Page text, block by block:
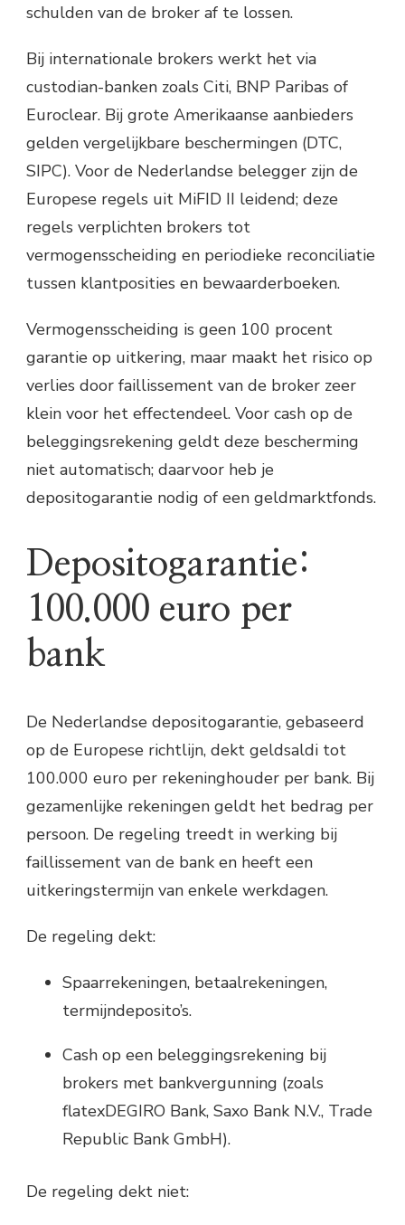
schulden van de broker af te lossen.
Bij internationale brokers werkt het via
custodian-banken zoals Citi, BNP Paribas of
Euroclear. Bij grote Amerikaanse aanbieders
gelden vergelijkbare beschermingen (DTC,
SIPC). Voor de Nederlandse belegger zijn de
Europese regels uit MiFID II leidend; deze
regels verplichten brokers tot
vermogensscheiding en periodieke reconciliatie
tussen klantposities en bewaarderboeken.
Vermogensscheiding is geen 100 procent
garantie op uitkering, maar maakt het risico op
verlies door faillissement van de broker zeer
klein voor het effectendeel. Voor cash op de
beleggingsrekening geldt deze bescherming
niet automatisch; daarvoor heb je
depositogarantie nodig of een geldmarktfonds.
Depositogarantie:
100.000 euro per
bank
De Nederlandse depositogarantie, gebaseerd
op de Europese richtlijn, dekt geldsaldi tot
100.000 euro per rekeninghouder per bank. Bij
gezamenlijke rekeningen geldt het bedrag per
persoon. De regeling treedt in werking bij
faillissement van de bank en heeft een
uitkeringstermijn van enkele werkdagen.
De regeling dekt:
Spaarrekeningen, betaalrekeningen,
termijndeposito’s.
Cash op een beleggingsrekening bij
brokers met bankvergunning (zoals
flatexDEGIRO Bank, Saxo Bank N.V., Trade
Republic Bank GmbH).
De regeling dekt niet: